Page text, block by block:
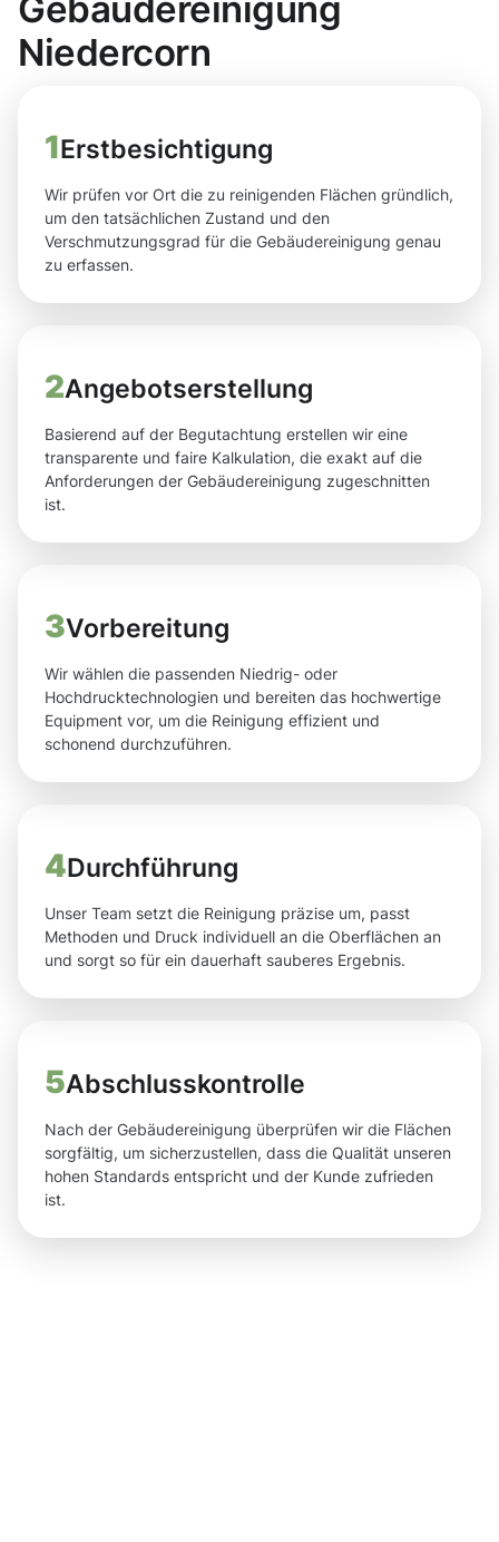
Gebäudereinigung
Niedercorn
1Erstbesichtigung
Wir prüfen vor Ort die zu reinigenden Flächen gründlich,
um den tatsächlichen Zustand und den
Verschmutzungsgrad für die Gebäudereinigung genau
zu erfassen.
2Angebotserstellung
Basierend auf der Begutachtung erstellen wir eine
transparente und faire Kalkulation, die exakt auf die
Anforderungen der Gebäudereinigung zugeschnitten
ist.
3Vorbereitung
Wir wählen die passenden Niedrig- oder
Hochdrucktechnologien und bereiten das hochwertige
Equipment vor, um die Reinigung effizient und
schonend durchzuführen.
4Durchführung
Unser Team setzt die Reinigung präzise um, passt
Methoden und Druck individuell an die Oberflächen an
und sorgt so für ein dauerhaft sauberes Ergebnis.
5Abschlusskontrolle
Nach der Gebäudereinigung überprüfen wir die Flächen
sorgfältig, um sicherzustellen, dass die Qualität unseren
hohen Standards entspricht und der Kunde zufrieden
ist.